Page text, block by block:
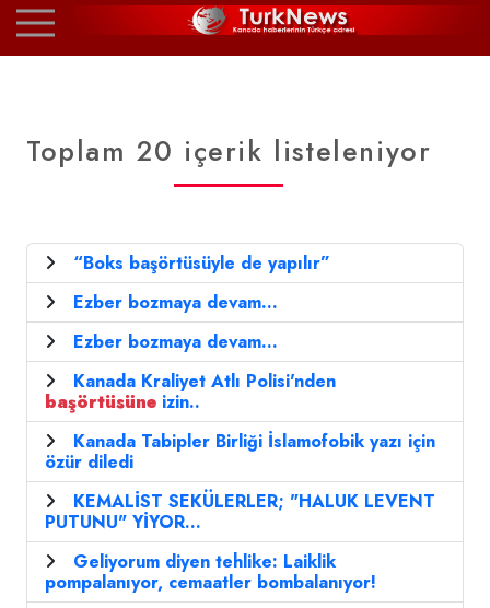
Toplam 20 içerik listeleniyor
“Boks başörtüsüyle de yapılır”
Ezber bozmaya devam...
Ezber bozmaya devam...
Kanada Kraliyet Atlı Polisi'nden
başörtüsüne izin..
Kanada Tabipler Birliği İslamofobik yazı için
özür diledi
KEMALİST SEKÜLERLER; "HALUK LEVENT
PUTUNU" YİYOR...
Geliyorum diyen tehlike: Laiklik
pompalanıyor, cemaatler bombalanıyor!